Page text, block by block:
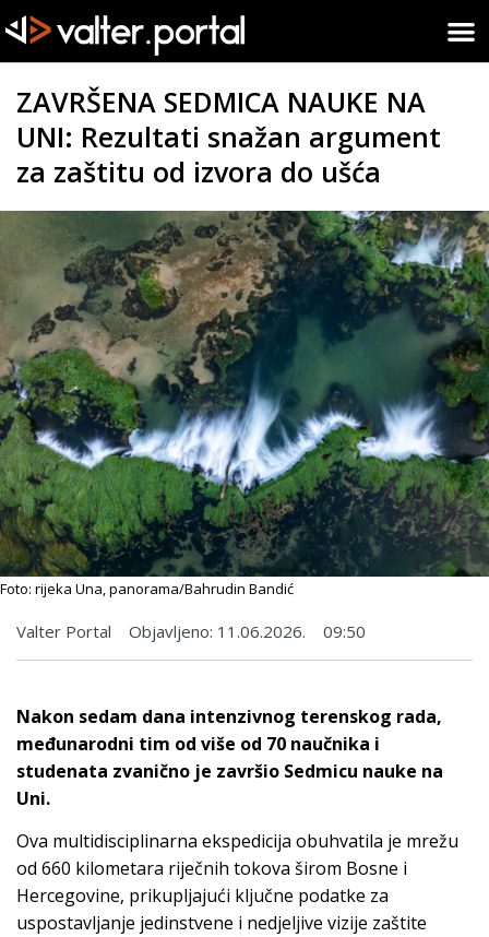
ZAVRŠENA SEDMICA NAUKE NA
UNI: Rezultati snažan argument
za zaštitu od izvora do ušća
Foto: rijeka Una, panorama/Bahrudin Bandić
Valter Portal Objavljeno: 11.06.2026. 09:50
Nakon sedam dana intenzivnog terenskog rada,
međunarodni tim od više od 70 naučnika i
studenata zvanično je završio Sedmicu nauke na
Uni.
Ova multidisciplinarna ekspedicija obuhvatila je mrežu
od 660 kilometara riječnih tokova širom Bosne i
Hercegovine, prikupljajući ključne podatke za
uspostavljanje jedinstvene i nedjeljive vizije zaštite